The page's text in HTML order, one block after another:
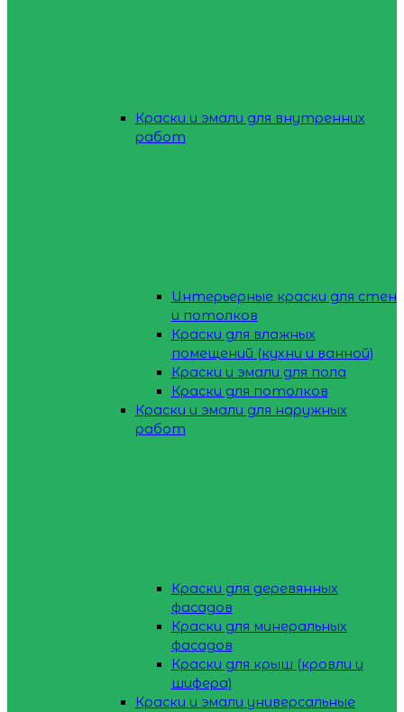
Краски и эмали для внутренних
работ
Интерьерные краски для стен
и потолков
Краски для влажных
помещений (кухни и ванной)
Краски и эмали для пола
Краски для потолков
Краски и эмали для наружных
работ
Краски для деревянных
фасадов
Краски для минеральных
фасадов
Краски для крыш (кровли и
шифера)
Краски и эмали универсальные